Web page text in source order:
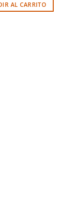
AL CARRITO